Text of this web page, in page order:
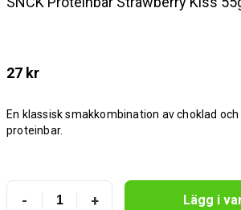
27 kr
En klassisk smakkombination av choklad
proteinbar.
- + Lägg i